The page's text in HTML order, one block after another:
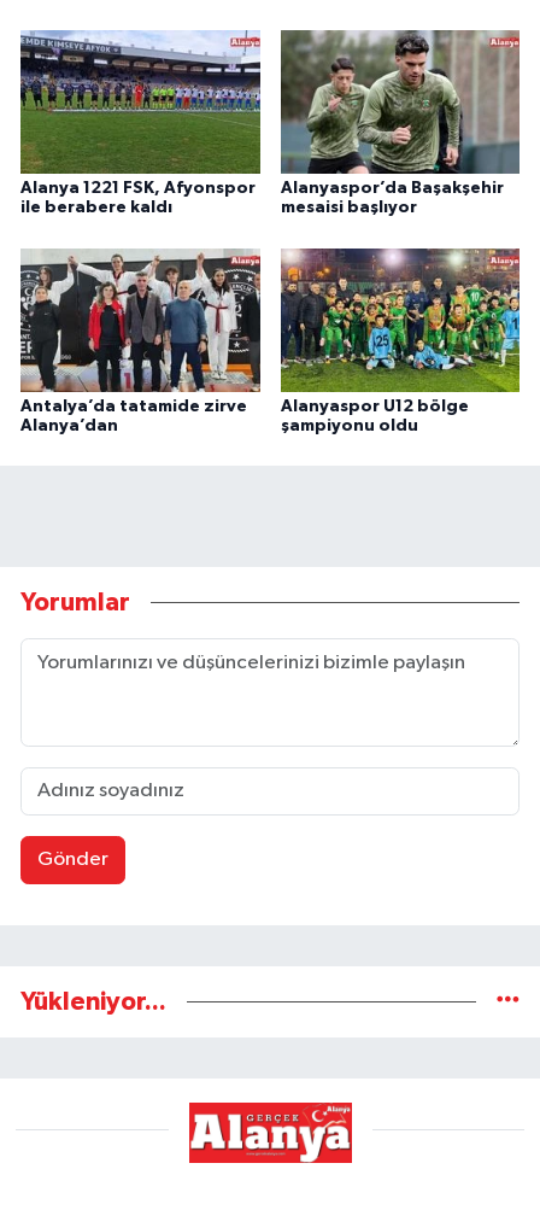
Alanya 1221 FSK, Afyonspor
ile berabere kaldı
Alanyaspor’da Başakşehir
mesaisi başlıyor
Antalya’da tatamide zirve
Alanya’dan
Alanyaspor U12 bölge
şampiyonu oldu
Yorumlar
Gönder
Yükleniyor...